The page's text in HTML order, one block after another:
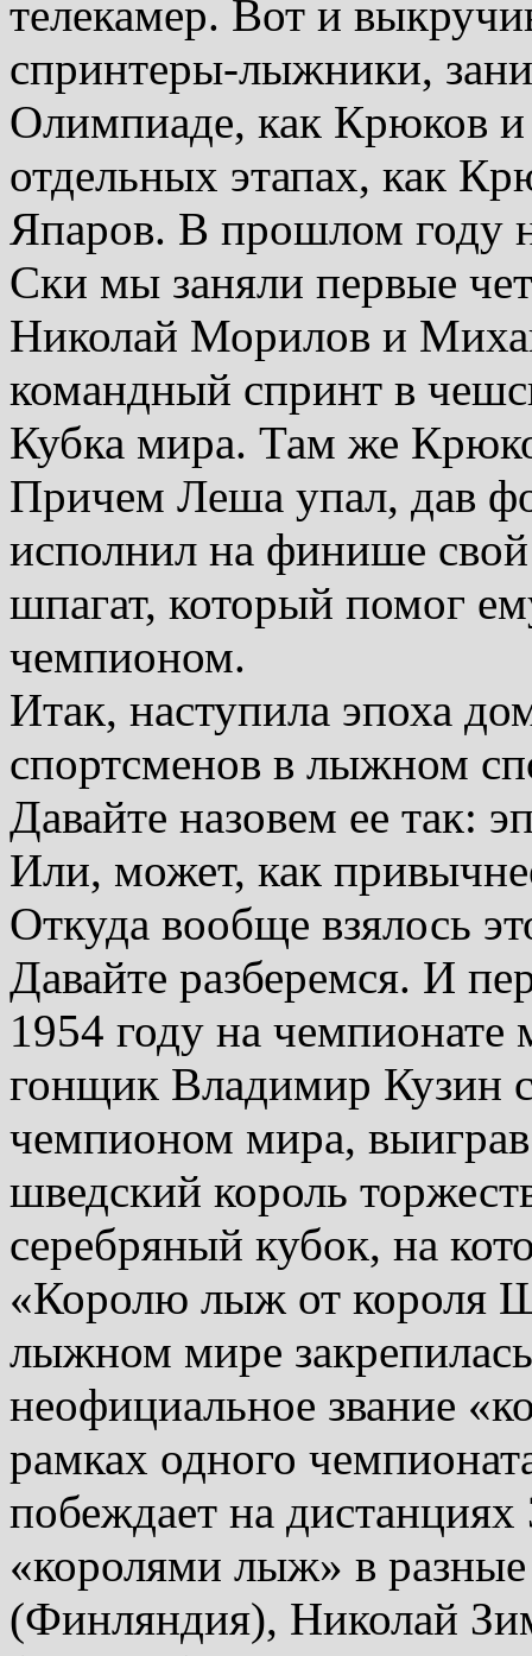
телекамер. Вот и
спринтеры-лыжники,
Олимпиаде, как Крюков
отдельных этапах, как
Япаров. В прошлом году
Ски мы заняли первые
Николай Морилов и
командный спринт в
Кубка мира. Там же
Причем Леша упал, дав
исполнил на финише свой
шпагат, который помог
чемпионом.
Итак, наступила эпоха
спортсменов в лыжном
Давайте назовем ее так:
Или, может, как
Откуда вообще взялось
Давайте разберемся. И
1954 году на чемпионате
гонщик Владимир Кузин
чемпионом мира,
шведский король
серебряный кубок, на
«Королю лыж от короля
лыжном мире
неофициальное звание
рамках одного
побеждает на
«королями лыж» в
(Финляндия), Николай